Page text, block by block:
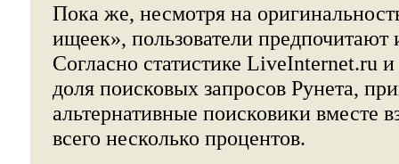
Пока же, несмотря на
ищеек», пользователи предпочитают
Согласно статистике LiveInternet.ru
доля поисковых запросов Рунета,
альтернативные поисковики вместе
всего несколько процентов.